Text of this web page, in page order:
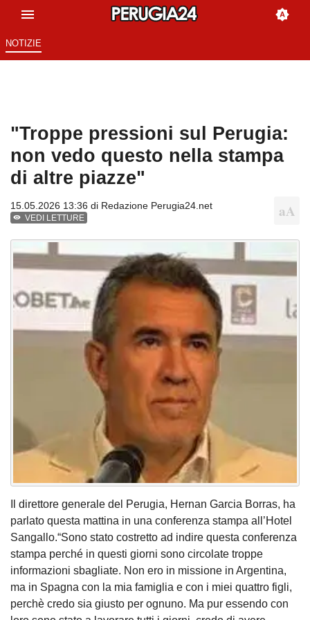
NOTIZIE
"Troppe pressioni sul Perugia:
non vedo questo nella stampa
di altre piazze"
15.05.2026 13:36 di Redazione Perugia24.net
VEDI LETTURE
Il direttore generale del Perugia, Hernan Garcia Borras, ha
parlato questa mattina in una conferenza stampa all’Hotel
Sangallo.“Sono stato costretto ad indire questa conferenza
stampa perché in questi giorni sono circolate troppe
informazioni sbagliate. Non ero in missione in Argentina,
ma in Spagna con la mia famiglia e con i miei quattro figli,
perchè credo sia giusto per ognuno. Ma pur essendo con